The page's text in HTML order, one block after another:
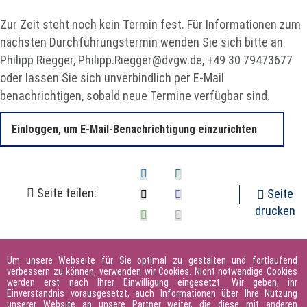
Zur Zeit steht noch kein Termin fest. Für Informationen zum
nächsten Durchführungstermin wenden Sie sich bitte an
Philipp Riegger, Philipp.Riegger@dvgw.de, +49 30 79473677
oder lassen Sie sich unverbindlich per E-Mail
benachrichtigen, sobald neue Termine verfügbar sind.
Einloggen, um E-Mail-Benachrichtigung einzurichten
Seite teilen:
Seite
drucken
Um unsere Webseite für Sie optimal zu gestalten und fortlaufend
verbessern zu können, verwenden wir Cookies. Nicht notwendige Cookies
werden erst nach Ihrer Einwilligung eingesetzt. Wir geben, ihr
Einverständnis vorausgesetzt, auch Informationen über Ihre Nutzung
unserer Website an unsere Partner weiter, die diese mit anderen